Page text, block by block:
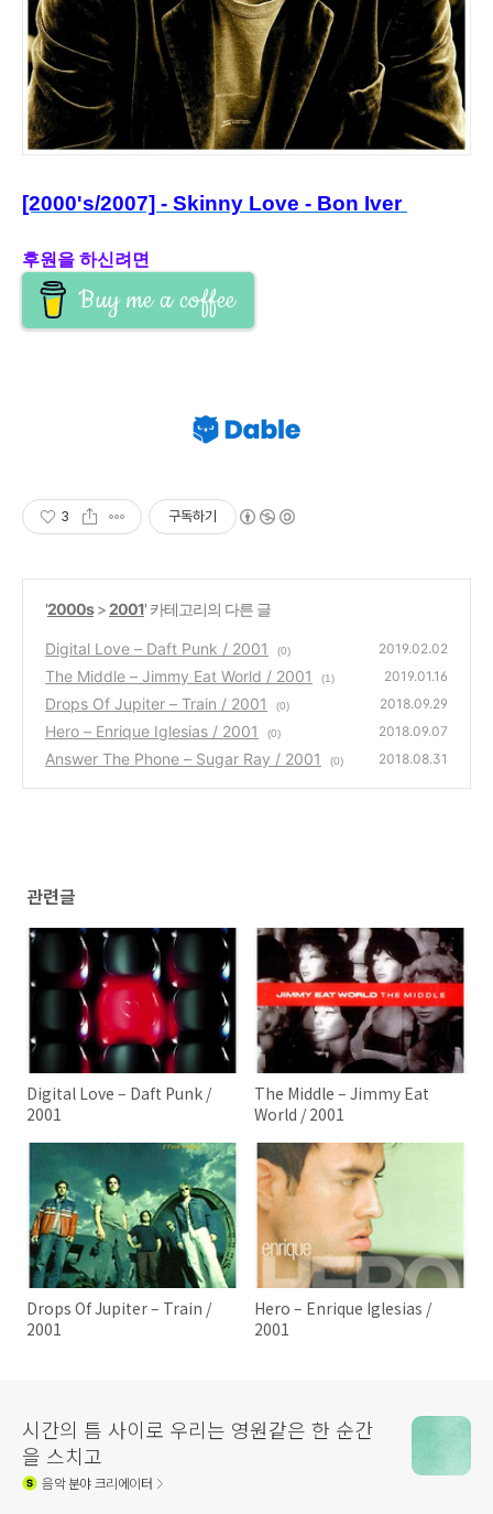
[2000's/2007] - Skinny Love - Bon Iver
후원을 하신려면
Buy me a coffee
3 구독하기
'2000s>2001' 카테고리의 다른 글
Digital Love – Daft Punk / 2001 (0) 2019.02.02
The Middle – Jimmy Eat World / 2001 (1) 2019.01.16
Drops Of Jupiter – Train / 2001 (0) 2018.09.29
Hero – Enrique Iglesias / 2001 (0) 2018.09.07
Answer The Phone – Sugar Ray / 2001 (0) 2018.08.31
관련글
Digital Love – Daft Punk /
2001
The Middle – Jimmy Eat
World / 2001
Drops Of Jupiter – Train /
2001
Hero – Enrique Iglesias /
2001
시간의 틈 사이로 우리는 영원같은 한 순간
을 스치고
음악분야 크리에이터